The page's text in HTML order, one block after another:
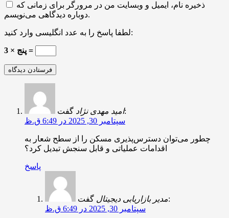
ذخیره نام، ایمیل و وبسایت من در مرورگر برای زمانی که
دوباره دیدگاهی می‌نویسم.
لطفا پاسخ را به عدد انگلیسی وارد کنید:
3 × پنج =
امید مهدی نژادگفت:
سپتامبر 30, 2025 در 6:49 ق.ظ
چطور می‌توان دسترس‌پذیری مسکن را از سطح شعار به
اقدامات عملیاتی و قابل سنجش تبدیل کرد؟
پاسخ
مدیر بازاریابی دیجیتالگفت:
سپتامبر 30, 2025 در 6:49 ق.ظ